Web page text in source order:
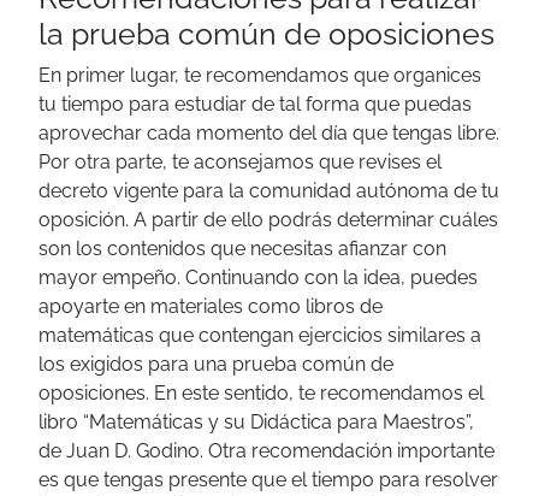
la prueba común de oposiciones
En primer lugar, te recomendamos que organices
tu tiempo para estudiar de tal forma que puedas
aprovechar cada momento del día que tengas libre.
Por otra parte, te aconsejamos que revises el
decreto vigente para la comunidad autónoma de tu
oposición. A partir de ello podrás determinar cuáles
son los contenidos que necesitas afianzar con
mayor empeño. Continuando con la idea, puedes
apoyarte en materiales como libros de
matemáticas que contengan ejercicios similares a
los exigidos para una prueba común de
oposiciones. En este sentido, te recomendamos el
libro “Matemáticas y su Didáctica para Maestros”,
de Juan D. Godino. Otra recomendación importante
es que tengas presente que el tiempo para resolver